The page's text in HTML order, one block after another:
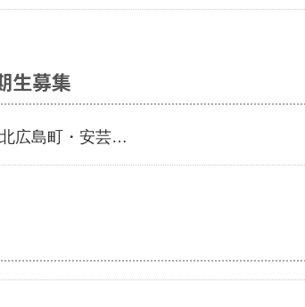
生募集
広島町・安芸…